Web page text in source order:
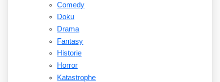
Comedy
Doku
Drama
Fantasy
Historie
Horror
Katastrophe